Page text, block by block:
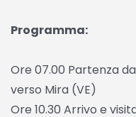
Programma:
Ore 07.00 Partenza
verso Mira (VE)
Ore 10.30 Arrivo e